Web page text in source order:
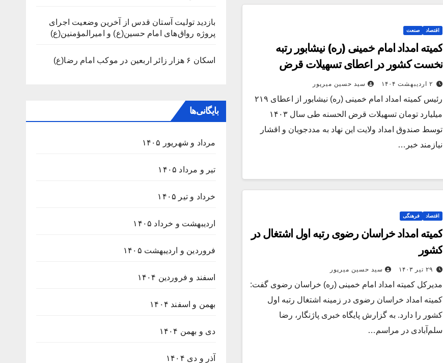
اقتصاد صنعت
کمیته امداد امام خمینی (ره) نیشابور رتبه
نخست کشور در اعطای تسهیلات قرض
الحسنه
۲ اردیبهشت ۱۴۰۴ سید حسین میرپور
رئیس کمیته امداد امام خمینی (ره) نیشابور از اعطای ۲۱۹
میلیارد تومان تسهیلات قرض الحسنه طی سال ۱۴۰۳
توسط صندوق امداد ولایت این نهاد به مددجویان و اقشار
نیازمند خبر…
اقتصاد فرهنگی
کمیته امداد خراسان رضوی رتبه اول اشتغال در
کشور
۲۹ تیر ۱۴۰۳ سید حسین میرپور
مدیرکل کمیته امداد امام خمینی (ره) خراسان رضوی گفت:
کمیته امداد خراسان رضوی در زمینه اشتغال رتبه اول
کشور را دارد. به گزارش پایگاه خبری پاژنگار، رضا
سلم‌آبادی در مراسم…
بازدید تولیت آستان قدس از آخرین وضعیت اجرای
پروژه رواق‌های امام حسین(ع) و امیرالمؤمنین(ع)
اسکان ۶ هزار زائر اربعین در موکب امام رضا(ع)
بایگانی‌ها
مرداد و شهریور ۱۴۰۵
تیر و مرداد ۱۴۰۵
خرداد و تیر ۱۴۰۵
اردیبهشت و خرداد ۱۴۰۵
فروردین و اردیبهشت ۱۴۰۵
اسفند و فروردین ۱۴۰۴
بهمن و اسفند ۱۴۰۴
دی و بهمن ۱۴۰۴
آذر و دی ۱۴۰۴